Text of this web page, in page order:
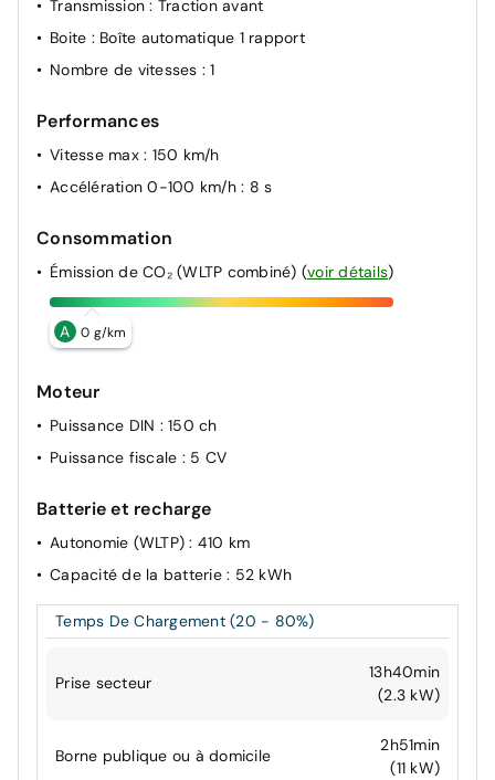
Pack Safety : avertisseur d'angle mort et prévention de
sortie de voie en cas de dépassement, avertisseur de
freinage d'urgence automatiquesortie sécurisée des
Rétroviseurs extérieurs électriques, dégivrants,
rabattables automatiquement
Transmission: Traction avant
Boite : Boîte automatique 1 rapport
Nombre de vitesses : 1
Performances
Vitesse max : 150 km/h
Accélération 0-100 km/h : 8 s
Consommation
Émission de CO₂ (WLTP combiné) (voir détails)
A 0 g/km
Moteur
Puissance DIN : 150 ch
Puissance fiscale : 5 CV
Batterie et recharge
Autonomie (WLTP): 410 km
Capacité de la batterie : 52 kWh
Temps De Chargement (20 - 80%)
Prise secteur
13h40min
(2.3 kW)
Borne publique ou à domicile
2h51min
(11 kW)